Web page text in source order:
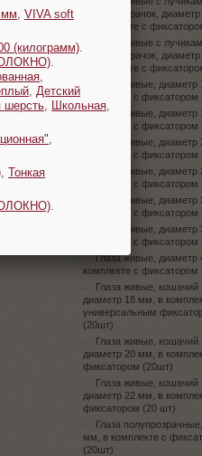
кошачий зрачок,
в комплекте с
Глаза живые с
кошачий зрачок,
в комплекте с
Глаза живые,
комплекте с
Глаза живые, диаметр
комплекте с
Глаза живые,
комплекте с
Глаза живые,
комплекте с
Глаза живые,
комплекте с
Глаза живые,
комплекте с
Глаза живые, диаметр
комплекте с фиксатором
Глаза живые, кошачий
диаметр 18 мм, в
универсальным
(20шт)
Глаза живые, кошачий
диаметр 20 мм, в
фиксатором (20шт)
Глаза живые, кошачий
диаметр 22 мм, в
фиксатором (20 шт)
Глаза
мм, в комплекте с
(20шт)
мм VIVA soft
(килограмм)
Детский
шерсть Школьная
Тонкая